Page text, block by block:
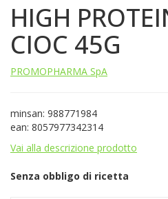
HIGH
CIOC 45G
PROMOPHARMA SpA
minsan: 988771984
ean: 8057977342314
Vai alla descrizione prodotto
Senza obbligo di ricetta